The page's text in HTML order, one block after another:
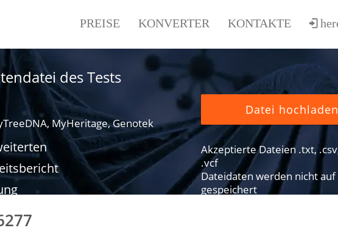
PREISE KONVERTER KONTAKTE
des Tests
MyHeritage, Genotek
Datei hochladen
Akzeptierte Dateien .txt,
.vcf
Dateidaten werden nicht
gespeichert